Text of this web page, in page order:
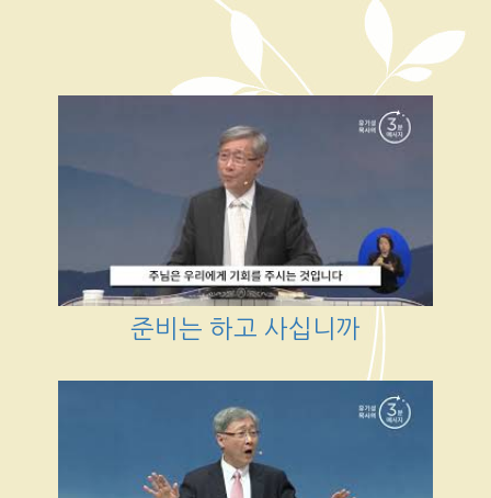
준비는 하고 사십니까